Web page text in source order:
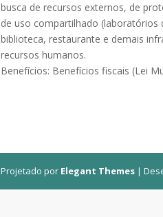
busca de recursos externos, de
de uso compartilhado
biblioteca, restaurante e demais
recursos humanos.
Benefícios: Benefícios fiscais (Lei
Projetado por Elegant Themes |